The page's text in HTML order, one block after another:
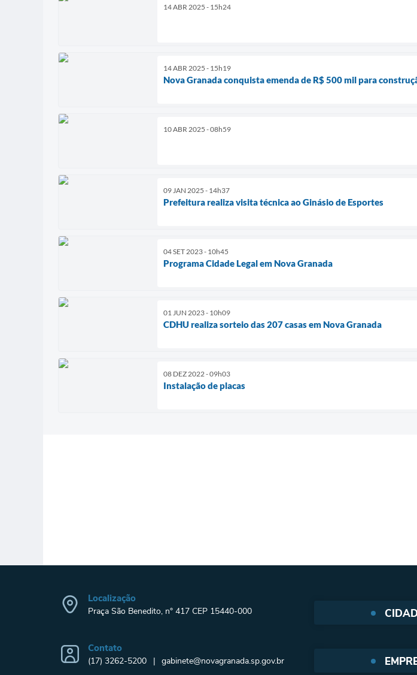
14 ABR 2025 - 15h24
14 ABR 2025 - 15h19
Nova Granada conquista emenda de R$ 500 mil para
10 ABR 2025 - 08h59
09 JAN 2025 - 14h37
Prefeitura realiza visita técnica ao Ginásio de Esportes
04 SET 2023 - 10h45
Programa Cidade Legal em Nova Granada
01 JUN 2023 - 10h09
CDHU realiza sorteio das 207 casas em Nova Granada
08 DEZ 2022 - 09h03
Instalação de placas
Localização
Praça São Benedito, n° 417 CEP 15440-000
Contato
(17) 3262-5200 gabinete@novagranada.sp.gov.br
SIC - Serviço de